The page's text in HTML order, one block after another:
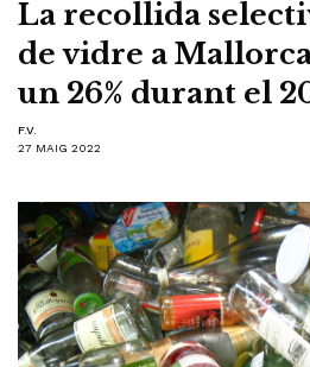
La recollida
de vidre a
un 26% durant el
F.V.
27 MAIG 2022